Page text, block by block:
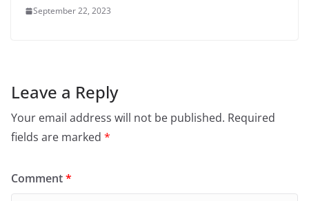
September 22, 2023
Leave a Reply
Your email address will not be published. Required
fields are marked *
Comment*